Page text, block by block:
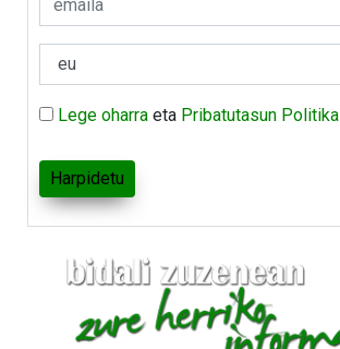
Lege oharra eta Pribatutasun Politika